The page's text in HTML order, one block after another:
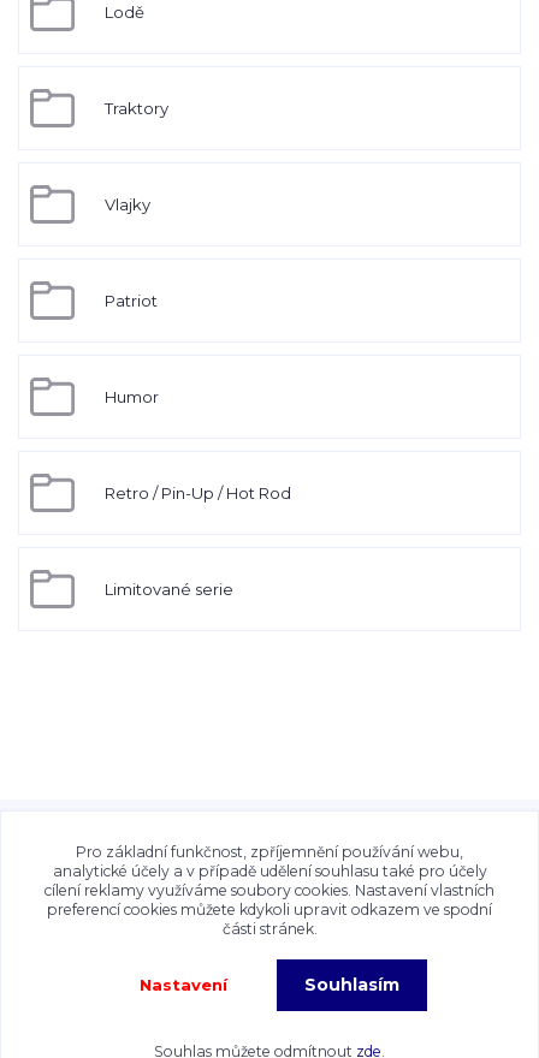
Lodě
Traktory
Vlajky
Patriot
Humor
Retro / Pin-Up / Hot Rod
Limitované serie
obsah zveřejněný na stránkách Talocan.cz a
CeskeSamolepky.cz jsou chráněny autorským právem. Jejich
použití bez předchozího písemného souhlasu provozovatele
je zakázáno.
Copyright©2026 Talocan.cz. Veškeré fotografie, grafiky a texty jsou chráněny
Pro základní funkčnost, zpříjemnění používání webu,
analytické účely a v případě udělení souhlasu také pro účely
cílení reklamy využíváme soubory cookies. Nastavení vlastních
preferencí cookies můžete kdykoli upravit odkazem ve spodní
části stránek.
Nastavení Souhlasím
Souhlas můžete odmítnout zde